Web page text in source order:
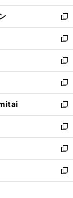
開
く
ウ
で
開
く
ン
ド
ウ
で
開
く
ウ
ィ
ン
ド
ウ
で
開
く
新
し
い
ウ
ィ
ン
ド
ウ
で
開
く
新
し
い
ウ
ィ
ン
ド
ウ
で
開
く
新
し
い
ウ
ィ
ン
ド
ウ
で
開
く
新
し
い
ウ
ィ
ン
ド
ウ
で
開
新
し
い
ウ
ィ
ン
ド
ウ
新
し
い
ウ
ィ
ン
新
し
い
ウ
新
し